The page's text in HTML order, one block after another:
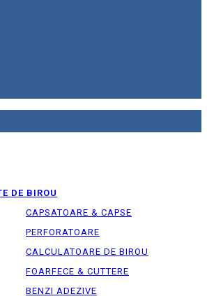
DE BIROU
CAPSATOARE & CAPSE
PERFORATOARE
CALCULATOARE DE BIROU
FOARFECE & CUTTERE
BENZI ADEZIVE